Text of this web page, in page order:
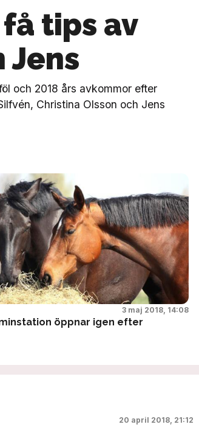
tips av
Jens
och 2018 års avkommor efter
Christina Olsson och Jens
3 maj 2018, 14:08
öppnar igen efter
20 april 2018, 21:12